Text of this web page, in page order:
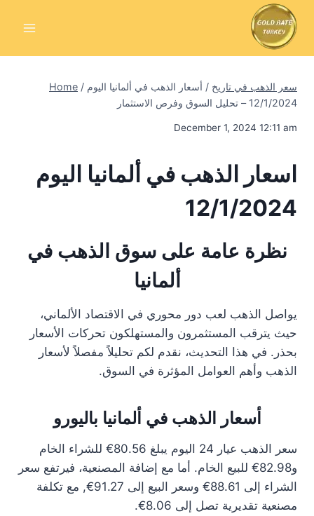
Home / سعر الذهب في تاريخ / أسعار الذهب في ألمانيا اليوم
12/1/2024 – تحليل السوق وفرص الاستثمار
December 1, 2024 12:11 am
اسعار الذهب في ألمانيا اليوم
12/1/2024
نظرة عامة على سوق الذهب في
ألمانيا
يواصل الذهب لعب دور محوري في الاقتصاد الألماني،
حيث يترقب المستثمرون والمستهلكون تحركات الأسعار
بحذر. في هذا التحديث، نقدم لكم تحليلاً مفصلاً لأسعار
الذهب وأهم العوامل المؤثرة في السوق.
أسعار الذهب في ألمانيا باليورو
سعر الذهب عيار 24 اليوم يبلغ 80.56€ للشراء الخام
و82.98€ للبيع الخام. أما مع إضافة المصنعية، فيرتفع سعر
الشراء إلى 88.61€ وسعر البيع إلى 91.27€, مع تكلفة
مصنعية تقديرية تصل إلى 8.06€.